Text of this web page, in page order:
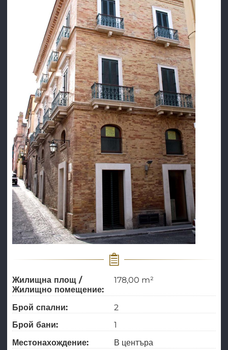
Жилищна площ /
Жилищно помещение:
178,00 m²
Брой спални:
2
Брой бани:
1
Местонахождение:
В центъра